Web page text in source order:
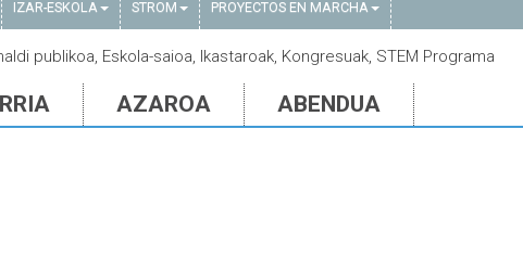
IZAR-ESKOLA STROM PROYECTOS EN MARCHA
publikoa, Eskola-saioa, Ikastaroak, Kongresuak, STEM Programa
AZAROA ABENDUA